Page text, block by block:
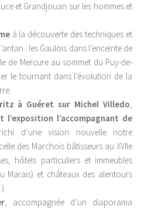
et Grandjouan sur les hommes et
à la découverte des techniques et
: les Gaulois dans l’enceinte de
de Mercure au sommet du Puy-de-
le tournant dans l’évolution de la
à Guéret sur Michel Villedo,
l’exposition l’accompagnant de
d’une vision nouvelle notre
des Marchois bâtisseurs au XVIIe
hôtels particuliers et immeubles
Marais) et châteaux des alentours
, accompagnée d’un diaporama